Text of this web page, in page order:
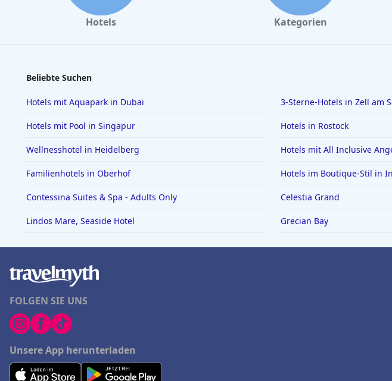
Hotels Kategorien
Beliebte Suchen
Hotels mit Aquapark in Dubai 3-Sterne-Hotels in Zell am
Hotels mit Pool in Singapur Hotels in Rostock
Wellnesshotel in Heidelberg Hotels mit All Inclusive
Familienhotels in Oberhof Hotels im Boutique-Stil in
Contessina Suites & Spa - Adults Only Celestia Grand
Lindos Mare, Seaside Hotel Grecian Bay
FOLGEN SIE UNS
Unsere App herunterladen